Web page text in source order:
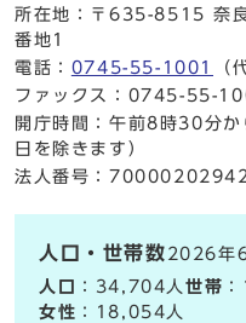
所在地：〒635-8515 奈
番地1
電話： 0745-55-1001
（
ファックス：0745-55-
開庁時間：午前8時30分
日を除きます）
法人番号：
人口・世帯数 2026年
人口
：34,704人世帯
女性 ：18,054人